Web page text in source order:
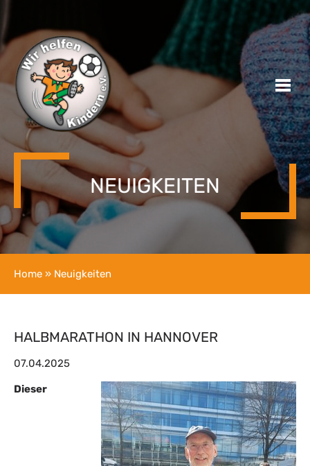
NEUIGKEITEN
Home » Neuigkeiten
HALBMARATHON IN HANNOVER
07.04.2025
Dieser